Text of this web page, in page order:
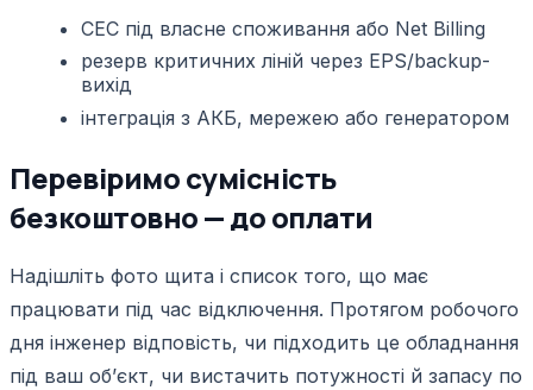
СЕС під власне споживання або Net Billing
резерв критичних ліній через EPS/backup-
вихід
інтеграція з АКБ, мережею або генератором
Перевіримо сумісність
безкоштовно — до оплати
Надішліть фото щита і список того, що має
працювати під час відключення. Протягом робочого
дня інженер відповість, чи підходить це обладнання
під ваш обʼєкт, чи вистачить потужності й запасу по